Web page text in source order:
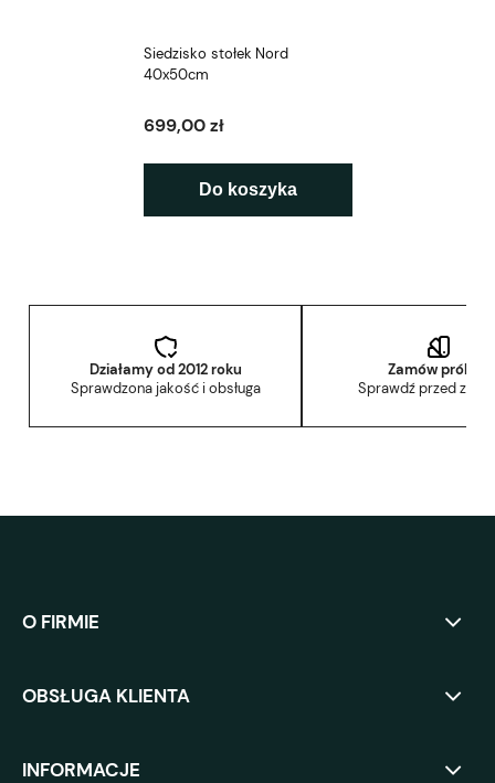
Siedzisko stołek Nord
40x50cm
699,00 zł
Do koszyka
Działamy od 2012 roku
Sprawdzona jakość i obsługa
Zamów próbkę
Sprawdź przed
O FIRMIE
OBSŁUGA KLIENTA
INFORMACJE